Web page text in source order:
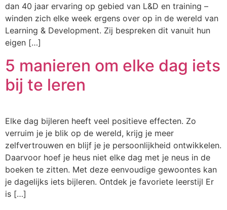
dan 40 jaar ervaring op gebied van L&D en training –
winden zich elke week ergens over op in de wereld van
Learning & Development. Zij bespreken dit vanuit hun
eigen […]
5 manieren om elke dag iets
bij te leren
Elke dag bijleren heeft veel positieve effecten. Zo
verruim je je blik op de wereld, krijg je meer
zelfvertrouwen en blijf je je persoonlijkheid ontwikkelen.
Daarvoor hoef je heus niet elke dag met je neus in de
boeken te zitten. Met deze eenvoudige gewoontes kan
je dagelijks iets bijleren. Ontdek je favoriete leerstijl Er
is […]